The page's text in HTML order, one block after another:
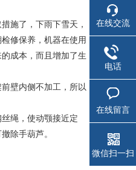
施了，下雨下雪天，
修保养，机器在使用
成本，而且增加了生
壁内侧不加工，所以
绳，使动颚接近定
除手葫芦。
在线交流
电话
在线留言
微信扫一扫